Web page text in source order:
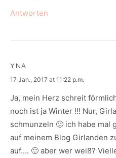
Antworten
YNA
says:
17 Jan., 2017 at 11:22 p.m.
Ja, mein Herz schreit
noch ist ja Winter !!! Nur,
schmunzeln 🙂 ich habe mal
auf meinem Blog Girlanden
auf…. 🙂 aber wer weiß?